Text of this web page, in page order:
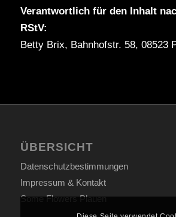
Verantwortlich für den Inhalt
RStV:
Betty Brix, Bahnhofstr. 58, 08523
ÜBERSICHT
Datenschutzbestimmungen
Impressum & Kontakt
Some Flowers Plauen